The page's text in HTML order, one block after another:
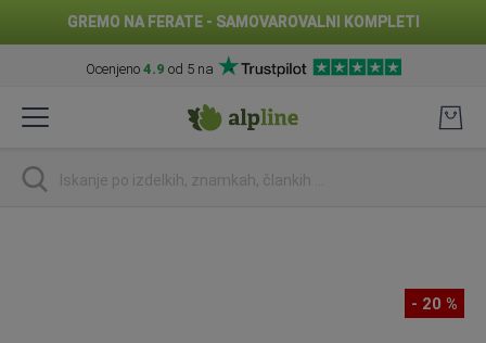
GREMO NA FERATE - SAMOVAROVALNI KOMPLETI
Ocenjeno 4.9 od 5 na
na
Iskanje
- 20 %